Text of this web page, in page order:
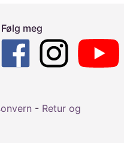
Følg meg
- Retur og